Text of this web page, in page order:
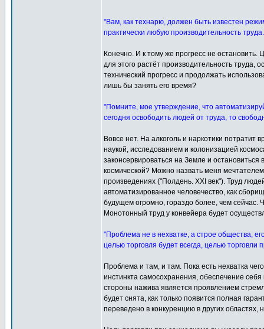
"Вам, как технарю, должен быть известен
практически любую производительность
Конечно. И к тому же прогресс не
для этого растёт производительность труда,
технический прогресс и продолжать
лишь бы занять его время?
"Помните, мое утверждение, что
сегодня освободить людей от труда, то
Вовсе нет. На алкоголь и наркотики потратит
наукой, исследованием и колонизацией
законсервироваться на Земле и
космической? Можно назвать меня
произведениях ("Полдень. XXI век"). Труд
автоматизированное человечество, как
будущем огромно, гораздо более, чем сейчас.
Монотонный труд у конвейера будет
"Проблема не в нехватке, а строе общества,
целью торговля будет всегда, целью
Проблема и там, и там. Пока есть нехватка
инстинкта самосохранения, обеспечение
стороны нажива является проявлением
будет снята, как только появится полная
переведено в конкуренцию в других